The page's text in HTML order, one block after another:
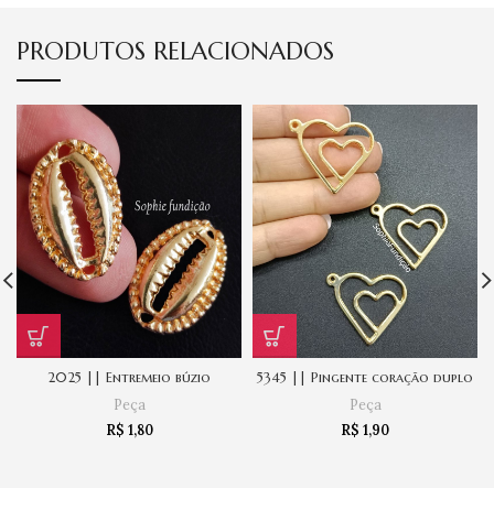
PRODUTOS RELACIONADOS
2025 || Entremeio búzio
Peça
R$ 1,80
5345 || Pingente coração duplo
Peça
R$ 1,90